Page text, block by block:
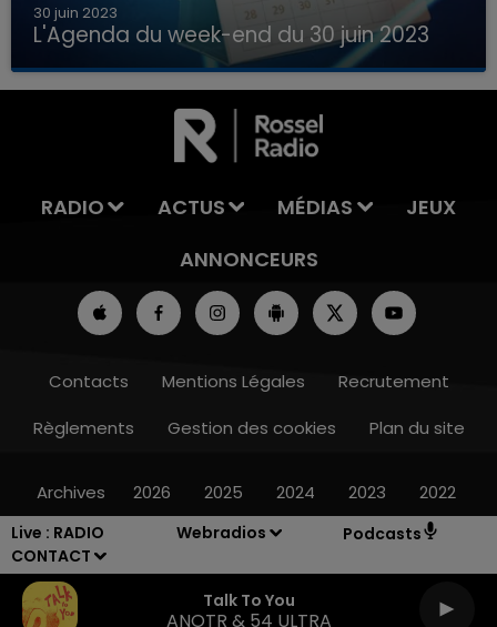
Live : RADIO
CONTACT
Webradios Podcasts
Talk To You
ANOTR & 54 ULTRA
LA TEAM DE L'ÉTÉ
30 juin 2023
L'Agenda du week-end du 30 juin 2023
Que faire ce week-end dans les hauts-de-
France, la Marne et les Ardennes ?
RADIO ACTUS MÉDIAS
JEUX
ANNONCEURS
Contacts Mentions Légales
Recrutement
Règlements
Gestion des cookies Plan du site
Archives 2026 2025 2024 2023 2022